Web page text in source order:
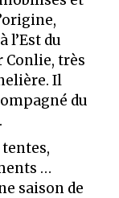
l’Est du
Conlie, très
Il
du
…
saison de